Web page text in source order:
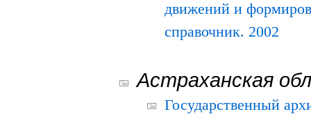
движений и
справочник. 2002
Астраханская
Государственный